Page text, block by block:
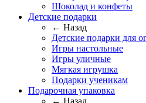
Шоколад и конфеты
Детские подарки
← Назад
Детские подарки для
Игры настольные
Игры уличные
Мягкая игрушка
Подарки ученикам
Подарочная упаковка
← Назад